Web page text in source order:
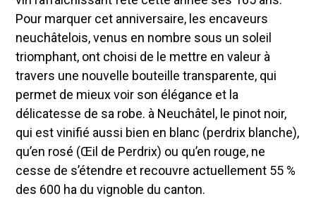
Pour marquer cet anniversaire, les encaveurs
neuchâtelois, venus en nombre sous un soleil
triomphant, ont choisi de le mettre en valeur à
travers une nouvelle bouteille transparente, qui
permet de mieux voir son élégance et la
délicatesse de sa robe. à Neuchâtel, le pinot noir,
qui est vinifié aussi bien en blanc (perdrix blanche),
qu’en rosé (Œil de Perdrix) ou qu’en rouge, ne
cesse de s’étendre et recouvre actuellement 55 %
des 600 ha du vignoble du canton.